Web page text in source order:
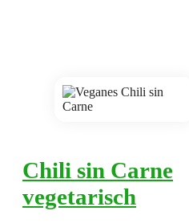
Chili sin Carne
vegetarisch